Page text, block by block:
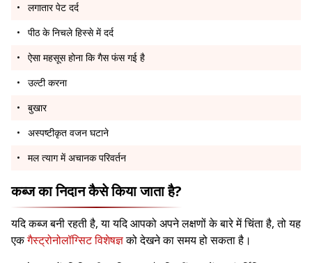
लगातार पेट दर्द
पीठ के निचले हिस्से में दर्द
ऐसा महसूस होना कि गैस फंस गई है
उल्टी करना
बुखार
अस्पष्टीकृत वजन घटाने
मल त्याग में अचानक परिवर्तन
कब्ज का निदान कैसे किया जाता है?
यदि कब्ज बनी रहती है, या यदि आपको अपने लक्षणों के बारे में चिंता है, तो यह
एकगैस्ट्रोनोलॉग्सिट विशेषज्ञको देखने का समय हो सकता है।